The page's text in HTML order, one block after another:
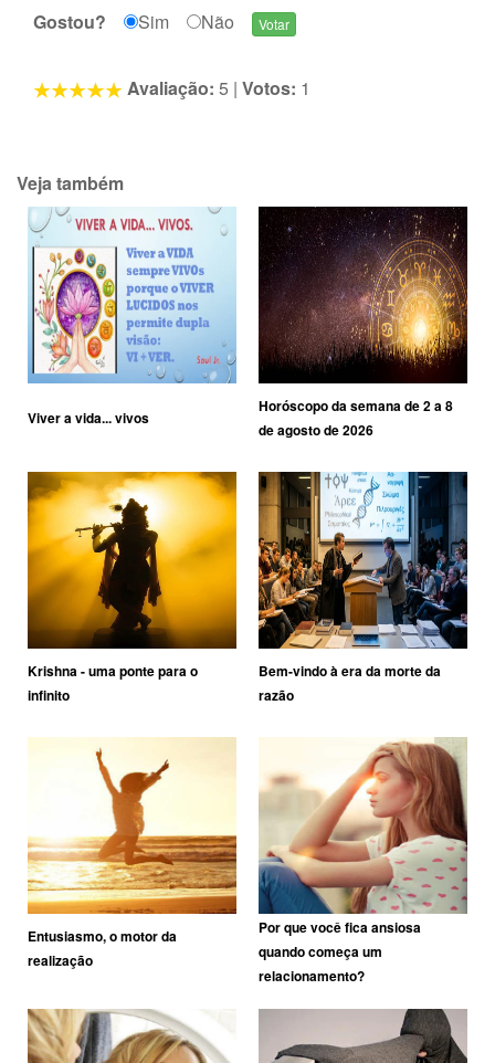
Gostou? Sim Não
Avaliação: 5 | Votos: 1
Veja também
Viver a vida... vivos
Horóscopo da semana de 2 a 8
de agosto de 2026
Krishna - uma ponte para o
infinito
Bem-vindo à era da morte da
razão
Entusiasmo, o motor da
realização
Por que você fica ansiosa
quando começa um
relacionamento?